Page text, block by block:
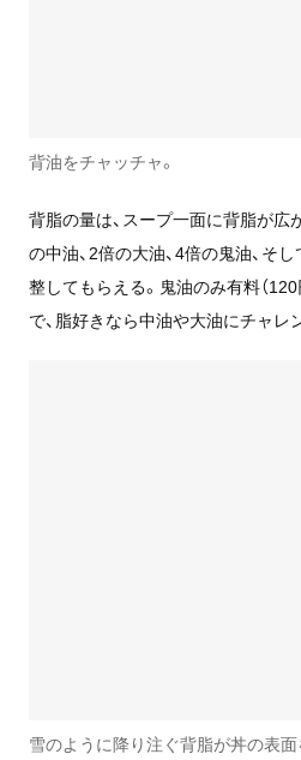
背油をチャッチャ。
背脂の量は、スープ一面に背脂が広
の中油、2倍の大油、4倍の鬼油、そ
整してもらえる。鬼油のみ有料（
で、脂好きなら中油や大油にチャレ
雪のように降り注ぐ背脂が丼の表面